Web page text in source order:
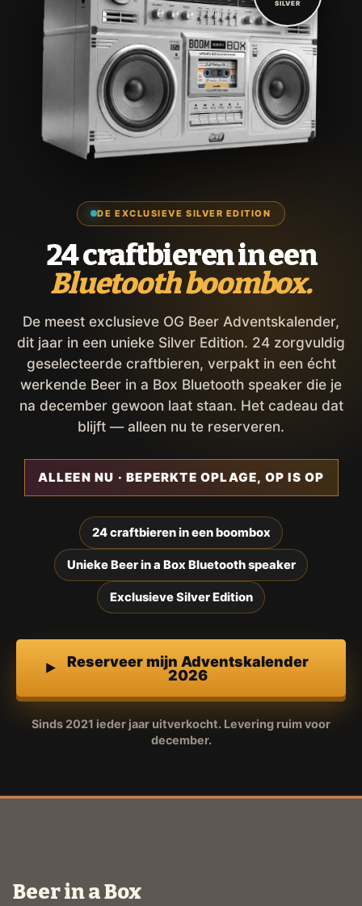
DE EXCLUSIEVE SILVER EDITION
24 craftbieren in een
Bluetooth boombox.
De meest exclusieve OG Beer Adventskalender,
dit jaar in een unieke Silver Edition. 24 zorgvuldig
geselecteerde craftbieren, verpakt in een écht
werkende Beer in a Box Bluetooth speaker die je
na december gewoon laat staan. Het cadeau dat
blijft — alleen nu te reserveren.
ALLEEN NU · BEPERKTE OPLAGE, OP IS OP
24 craftbieren in een boombox
Unieke Beer in a Box Bluetooth speaker
Exclusieve Silver Edition
Reserveer mijn Adventskalender
2026
Sinds 2021 ieder jaar uitverkocht. Levering ruim voor
december.
SILVER
Beer in a Box